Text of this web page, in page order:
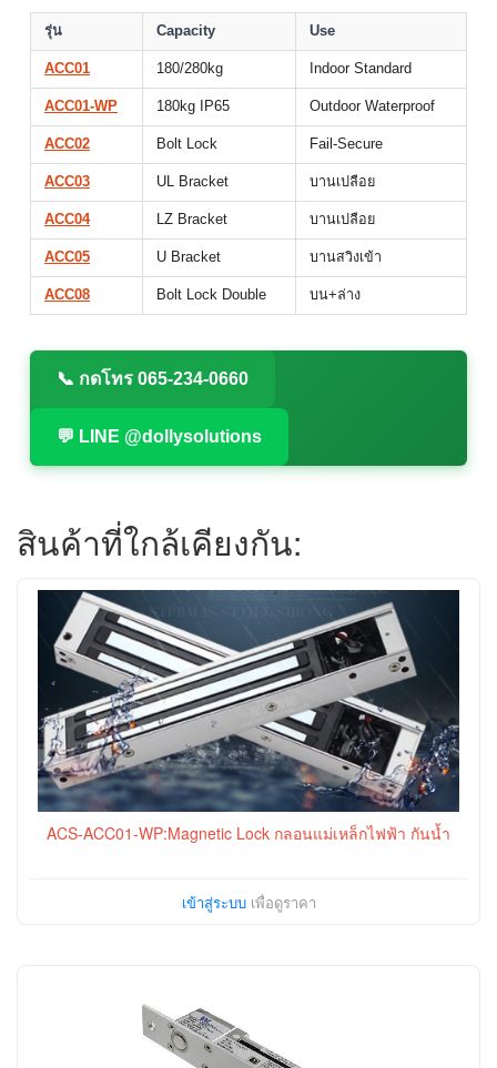
รุ่น Capacity Use
ACC01 180/280kg Indoor Standard
ACC01-WP 180kg IP65 Outdoor Waterproof
ACC02 Bolt Lock Fail-Secure
ACC03 UL Bracket บานเปลือย
ACC04 LZ Bracket บานเปลือย
ACC05 U Bracket บานสวิงเข้า
ACC08 Bolt Lock Double บน+ล่าง
📞 กดโทร 065-234-0660
💬 LINE @dollysolutions
สินค้าที่ใกล้เคียงกัน:
ACS-ACC01-WP:Magnetic Lock กลอนแม่เหล็กไฟฟ้า กันน้ำ
เข้าสู่ระบบเพื่อดูราคา